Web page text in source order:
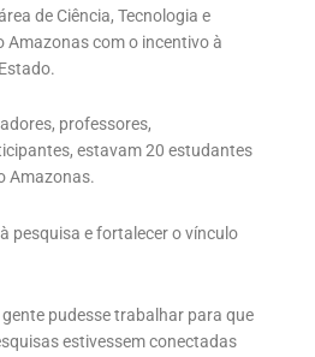
de Ciência, Tecnologia e
Amazonas com o incentivo à
professores,
estavam 20 estudantes
Amazonas.
pesquisa e fortalecer o vínculo
pudesse trabalhar para que
estivessem conectadas